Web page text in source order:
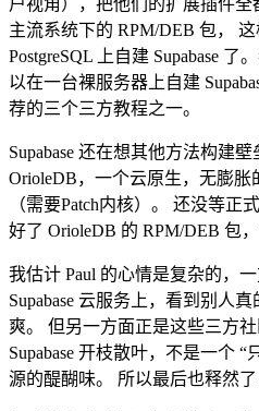
户视角），把他们的扩展插件
主流系统下的 RPM/DEB 包，
PostgreSQL 上自建 Supabase
以在一台裸服务器上自建
荐的三个三方教程之一。
Supabase 还在想其他方法构建
OrioleDB，一个云原生，无膨胀
（需要Patch内核）。 还没等正
好了 OrioleDB 的 RPM/DEB 包
我估计 Paul 的心情是复杂的，
Supabase 云服务上，看到别人
爽。 但另一方面正是这些三方
Supabase 开枝散叶，不是一个
源的醍醐味。 所以最后也释然